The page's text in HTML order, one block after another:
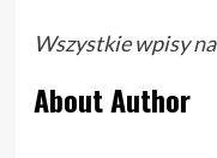
Wszystkie wpisy
About Author